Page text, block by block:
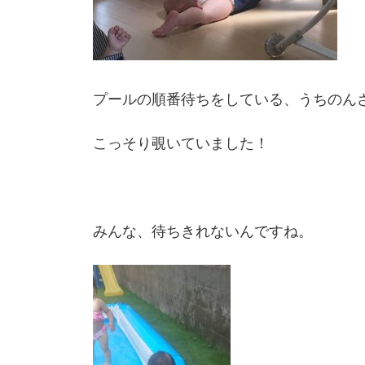
プールの順番待ちをしている、うちのん
こっそり覗いていました！
みんな、待ちきれないんですね。